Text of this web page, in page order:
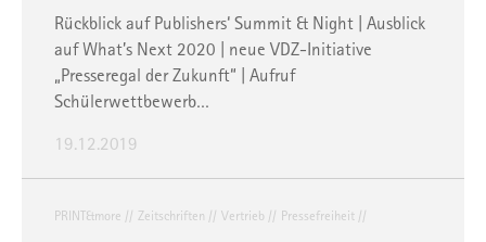
Rückblick auf Publishers‘ Summit & Night | Ausblick
auf What’s Next 2020 | neue VDZ-Initiative
„Presseregal der Zukunft“ | Aufruf
Schülerwettbewerb…
19.12.2019
PRINT&more Zeitschriften Vertrieb Pressefreiheit